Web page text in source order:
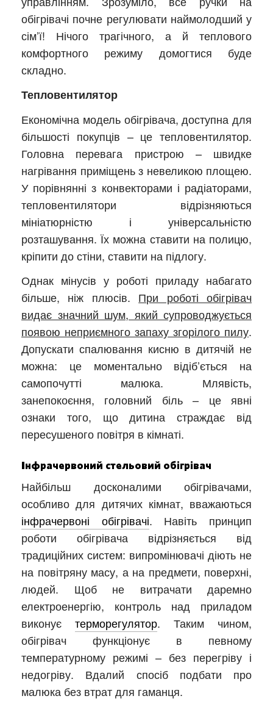
обігрівачі почне регулювати наймолодший у
сім’ї! Нічого трагічного, а й теплового
комфортного режиму домогтися буде
складно.
Тепловентилятор
Економічна модель обігрівача, доступна для
більшості покупців – це тепловентилятор.
Головна перевага пристрою – швидке
нагрівання приміщень з невеликою площею.
У порівнянні з конвекторами і радіаторами,
тепловентилятори відрізняються
мініатюрністю і універсальністю
розташування. Їх можна ставити на полицю,
кріпити до стіни, ставити на підлогу.
Однак мінусів у роботі приладу набагато
більше, ніж плюсів. При роботі обігрівач
видає значний шум, який супроводжується
появою неприємного запаху згорілого пилу.
Допускати спалювання кисню в дитячій не
можна: це моментально відіб’ється на
самопочутті малюка. Млявість,
занепокоєння, головний біль – це явні
ознаки того, що дитина страждає від
пересушеного повітря в кімнаті.
Інфрачервоний стельовий обігрівач
Найбільш досконалими обігрівачами,
особливо для дитячих кімнат, вважаються
інфрачервоні обігрівачі. Навіть принцип
роботи обігрівача відрізняється від
традиційних систем: випромінювачі діють не
на повітряну масу, а на предмети, поверхні,
людей. Щоб не витрачати даремно
електроенергію, контроль над приладом
виконує терморегулятор. Таким чином,
обігрівач функціонує в певному
температурному режимі – без перегріву і
недогріву. Вдалий спосіб подбати про
малюка без втрат для гаманця.